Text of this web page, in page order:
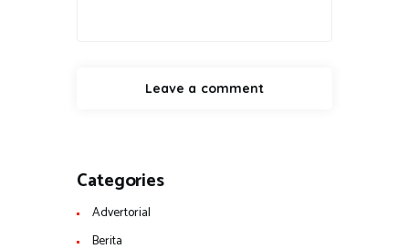
Categories
Advertorial
Berita